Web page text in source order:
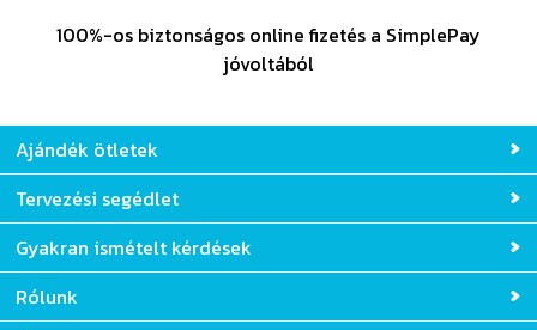
100%-os biztonságos online fizetés a SimplePay
jóvoltából
Ajándék ötletek
Tervezési segédlet
Gyakran ismételt kérdések
Rólunk